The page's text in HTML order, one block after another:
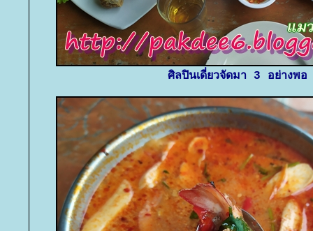
ศิลปินเดี่ยวจัดมา 3 อย่างพอ